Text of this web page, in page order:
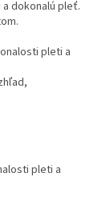
dokonalú pleť.
pleti a
,
pleti a